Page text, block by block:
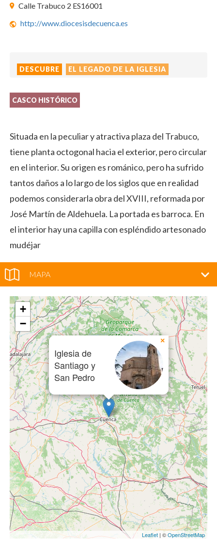
Calle Trabuco 2 ES16001
http://www.diocesisdecuenca.es
DESCUBRE EL LEGADO DE LA IGLESIA
CASCO HISTÓRICO
Situada en la peculiar y atractiva plaza del Trabuco,
tiene planta octogonal hacia el exterior, pero circular
en el interior. Su origen es románico, pero ha sufrido
tantos daños a lo largo de los siglos que en realidad
podemos considerarla obra del XVIII, reformada por
José Martín de Aldehuela. La portada es barroca. En
el interior hay una capilla con espléndido artesonado
mudéjar
MAPA
Iglesia de
Santiago y
San Pedro
×
+
−
Leaflet | ©OpenStreetMap